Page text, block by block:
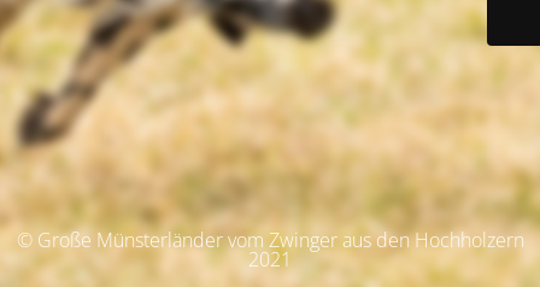
© Große Münsterländer vom Zwinger aus den Hochholzern
2021